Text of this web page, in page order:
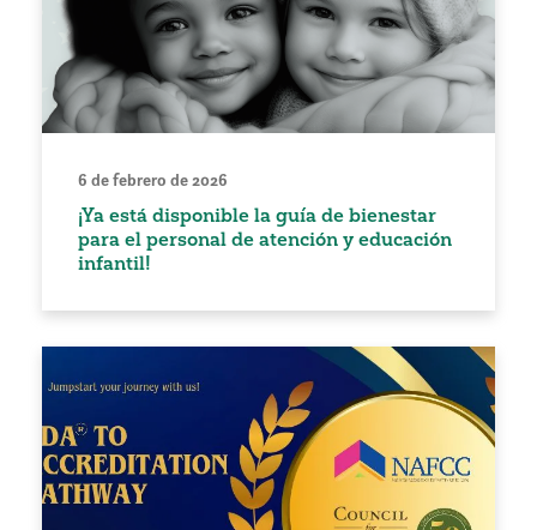
6 de febrero de 2026
¡Ya está disponible la guía de bienestar
para el personal de atención y educación
infantil!